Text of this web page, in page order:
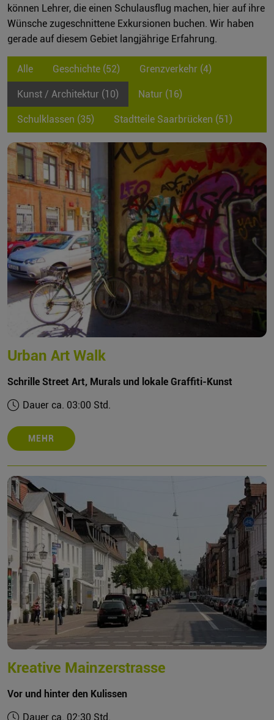
können Lehrer, die einen Schulausflug machen, hier auf ihre
Wünsche zugeschnittene Exkursionen buchen. Wir haben
gerade auf diesem Gebiet langjährige Erfahrung.
Alle Geschichte (52) Grenzverkehr (4)
Kunst / Architektur (10) Natur (16)
Schulklassen (35) Stadtteile Saarbrücken (51)
Urban Art Walk
Schrille Street Art, Murals und lokale Graffiti-Kunst
Dauer ca. 03:00 Std.
MEHR
Kreative Mainzerstrasse
Vor und hinter den Kulissen
Dauer ca. 02:30 Std.